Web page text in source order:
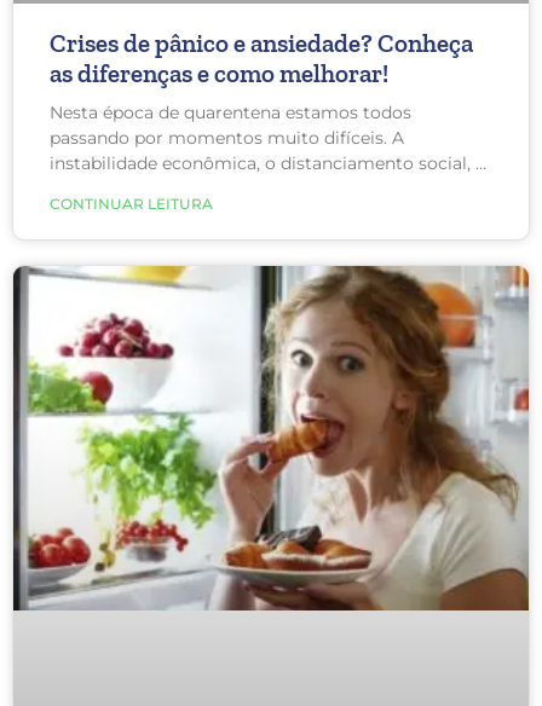
Crises de pânico e ansiedade? Conheça
as diferenças e como melhorar!
Nesta época de quarentena estamos todos
passando por momentos muito difíceis. A
instabilidade econômica, o distanciamento social, a
fake news e o medo da morte ou de perder uma
pessoa querida estão fazendo mal para a saúde
mental das pessoas, gerando ansiedade e crises de
CONTINUAR LEITURA